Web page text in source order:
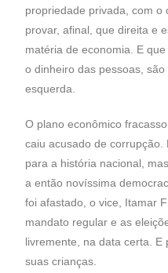
propriedade privada, com o
provar, afinal, que direita e
matéria de economia. E
o dinheiro das pessoas,
esquerda.
O plano econômico
caiu acusado de
para a história nacional,
a então novíssima
foi afastado, o vice, Itamar
mandato regular e as
livremente, na data certa. E
suas crianças.